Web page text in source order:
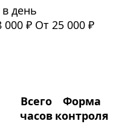
день
000 ₽ От 25 000 ₽
Всего
часов
Форма
контроля